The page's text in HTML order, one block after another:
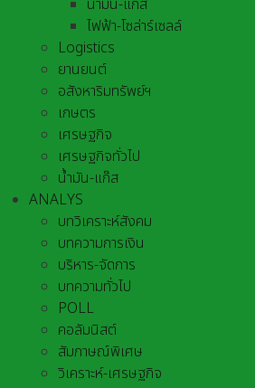
น้ำมัน-แก๊ส
ไฟฟ้า-โซล่าร์เซลล์
Logistics
ยานยนต์
อสังหาริมทรัพย์ฯ
เกษตร
เศรษฐกิจ
เศรษฐกิจทั่วไป
น้ำมัน-แก๊ส
ANALYS
บทวิเคราะห์สังคม
บทความการเงิน
บริหาร-จัดการ
บทความทั่วไป
POLL
คอลัมนิสต์
สัมภาษณ์พิเศษ
วิเคราะห์-เศรษฐกิจ